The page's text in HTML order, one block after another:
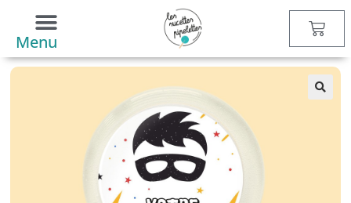
Menu
Masque de Super-héros